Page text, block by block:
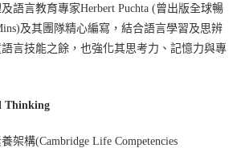
語言教育專家Herbert Puchta (曾出版全球暢
及其團隊精心編寫，結合語言學習及思辨
言技能之餘，也強化其思考力、記憶力與專
Thinking
架構(Cambridge Life Competencies